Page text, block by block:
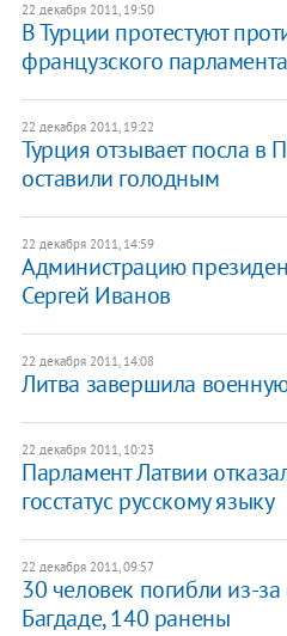
22 декабря 2011, 19:50
В Турции протестуют
французского парламента
22 декабря 2011, 19:22
Турция отзывает посла в
оставили голодным
22 декабря 2011, 14:59
Администрацию
Сергей Иванов
22 декабря 2011, 14:08
​Литва завершила
22 декабря 2011, 10:23
Парламент Латвии
госстатус русскому языку
22 декабря 2011, 09:57
30 человек погибли из-
Багдаде, 140 ранены